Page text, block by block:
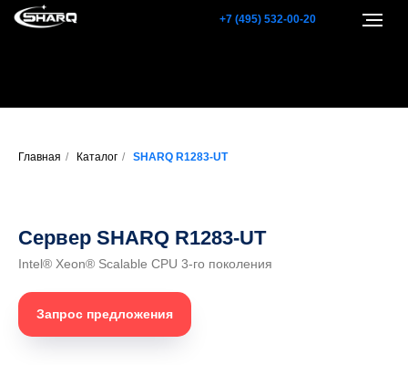
+7 (495) 532-00-20
Главная / Каталог / SHARQ R1283-UT
Сервер SHARQ R1283-UT
Intel® Xeon® Scalable CPU 3-го поколения
Запрос предложения